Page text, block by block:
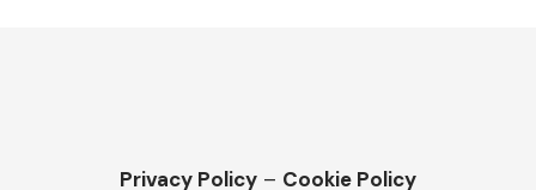
Privacy Policy – Cookie Policy